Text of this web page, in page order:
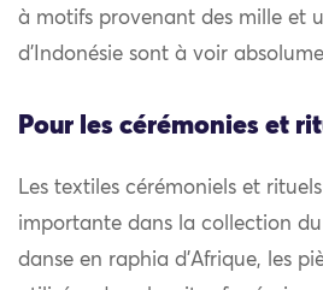
à motifs provenant des mille et
d’Indonésie sont à voir
Pour les cérémonies et
Les textiles cérémoniels et
importante dans la collection du
danse en raphia d’Afrique, les